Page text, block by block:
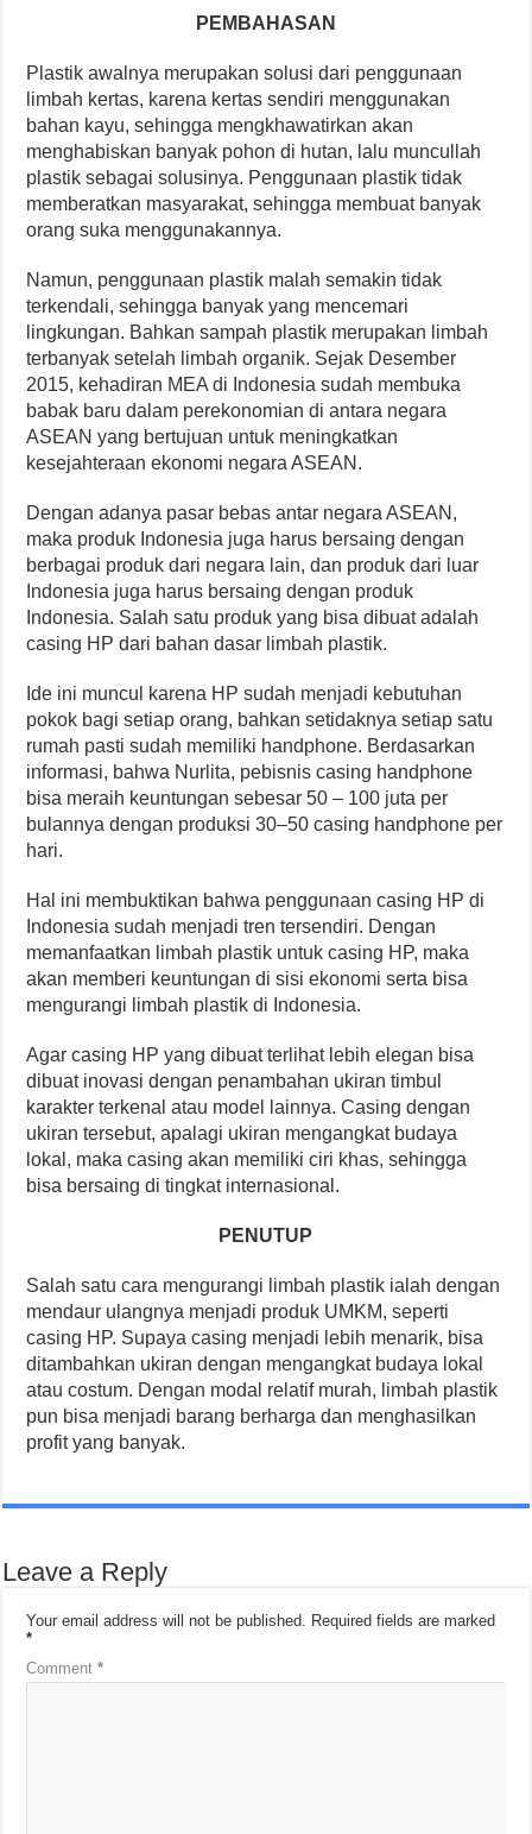
PEMBAHASAN
Plastik awalnya merupakan solusi dari penggunaan
limbah kertas, karena kertas sendiri menggunakan
bahan kayu, sehingga mengkhawatirkan akan
menghabiskan banyak pohon di hutan, lalu muncullah
plastik sebagai solusinya. Penggunaan plastik tidak
memberatkan masyarakat, sehingga membuat banyak
orang suka menggunakannya.
Namun, penggunaan plastik malah semakin tidak
terkendali, sehingga banyak yang mencemari
lingkungan. Bahkan sampah plastik merupakan limbah
terbanyak setelah limbah organik. Sejak Desember
2015, kehadiran MEA di Indonesia sudah membuka
babak baru dalam perekonomian di antara negara
ASEAN yang bertujuan untuk meningkatkan
kesejahteraan ekonomi negara ASEAN.
Dengan adanya pasar bebas antar negara ASEAN,
maka produk Indonesia juga harus bersaing dengan
berbagai produk dari negara lain, dan produk dari luar
Indonesia juga harus bersaing dengan produk
Indonesia. Salah satu produk yang bisa dibuat adalah
casing HP dari bahan dasar limbah plastik.
Ide ini muncul karena HP sudah menjadi kebutuhan
pokok bagi setiap orang, bahkan setidaknya setiap satu
rumah pasti sudah memiliki handphone. Berdasarkan
informasi, bahwa Nurlita, pebisnis casing handphone
bisa meraih keuntungan sebesar 50 – 100 juta per
bulannya dengan produksi 30–50 casing handphone per
hari.
Hal ini membuktikan bahwa penggunaan casing HP di
Indonesia sudah menjadi tren tersendiri. Dengan
memanfaatkan limbah plastik untuk casing HP, maka
akan memberi keuntungan di sisi ekonomi serta bisa
mengurangi limbah plastik di Indonesia.
Agar casing HP yang dibuat terlihat lebih elegan bisa
dibuat inovasi dengan penambahan ukiran timbul
karakter terkenal atau model lainnya. Casing dengan
ukiran tersebut, apalagi ukiran mengangkat budaya
lokal, maka casing akan memiliki ciri khas, sehingga
bisa bersaing di tingkat internasional.
PENUTUP
Salah satu cara mengurangi limbah plastik ialah dengan
mendaur ulangnya menjadi produk UMKM, seperti
casing HP. Supaya casing menjadi lebih menarik, bisa
ditambahkan ukiran dengan mengangkat budaya lokal
atau costum. Dengan modal relatif murah, limbah plastik
pun bisa menjadi barang berharga dan menghasilkan
profit yang banyak.
Leave a Reply
Your email address will not be published. Required fields are marked
*
Comment*